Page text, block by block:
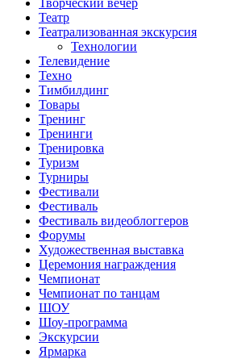
Театр
Театрализованная экскурсия
Технологии
Телевидение
Техно
Тимбилдинг
Товары
Тренинг
Тренинги
Тренировка
Туризм
Турниры
Фестивали
Фестиваль
Фестиваль видеоблоггеров
Форумы
Художественная выставка
Церемония награждения
Чемпионат
Чемпионат по танцам
ШОУ
Шоу-программа
Экскурсии
Ярмарка